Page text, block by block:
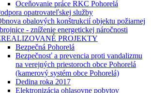
Oceňovanie práce RKC Pohorelá
opatrovateľskej služby
obalových konštrukcií objektu požiarnej
- zníženie energetickej náročnosti
PROJEKTY
Bezpečná Pohorelá
Bezpečnosť a prevencia proti vandalizmu
na verejných priestoroch obce Pohorelá
(kamerový systém obce Pohorelá)
Dedina roka 2017
Elektronizácia ohlasovne pobytov